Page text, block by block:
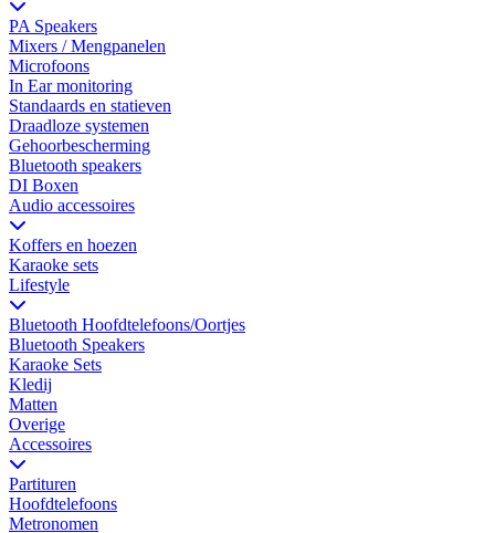
PA Speakers
Mixers / Mengpanelen
Microfoons
In Ear monitoring
Standaards en statieven
Draadloze systemen
Gehoorbescherming
Bluetooth speakers
DI Boxen
Audio accessoires
Koffers en hoezen
Karaoke sets
Lifestyle
Bluetooth Hoofdtelefoons/Oortjes
Bluetooth Speakers
Karaoke Sets
Kledij
Matten
Overige
Accessoires
Partituren
Hoofdtelefoons
Metronomen